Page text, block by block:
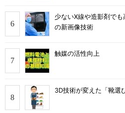
少ないX線や造影剤で
の新画像技術
触媒の活性向上
3D技術が変えた「靴選